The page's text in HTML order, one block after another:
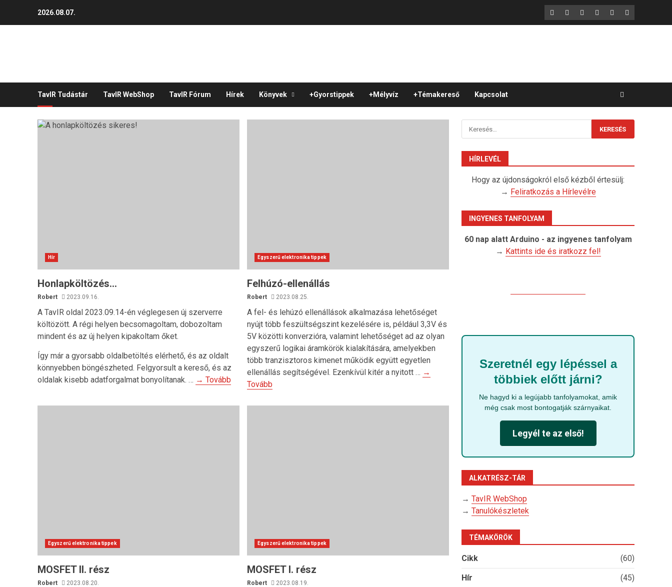
2026.08.07. F X LinkedIn
YouTube
Instagram
GitHub
TavIR Tudástár TavIR WebShop TavIR Fórum Hírek Könyvek +Gyorstippek +Mélyvíz +Témakereső Kapcsolat
Hír
Honlapköltözés…
Robert 2023.09.16.
A TavIR oldal 2023.09.14-én véglegesen új szerverre
költözött. A régi helyen becsomagoltam, dobozoltam
mindent és az új helyen kipakoltam őket.
Így már a gyorsabb oldalbetöltés elérhető, és az oldalt
könnyebben böngészheted. Felgyorsult a kereső, és az
oldalak kisebb adatforgalmat bonyolítanak. … → Tovább
Egyszerű elektronika tippek
Felhúzó-ellenállás
Robert 2023.08.25.
A fel- és lehúzó ellenállások alkalmazása lehetőséget
nyújt több feszültségszint kezelésére is, például 3,3V és
5V közötti konverzióra, valamint lehetőséget ad az olyan
egyszerű logikai áramkörök kialakítására, amelyekben
több tranzisztoros kimenet működik együtt egyetlen
ellenállás segítségével. Ezenkívül kitér a nyitott … →
Tovább
Egyszerű elektronika tippek
MOSFET II. rész
Robert 2023.08.20.
Egyszerű elektronika tippek
MOSFET I. rész
Robert 2023.08.19.
Keresés:
HÍRLEVÉL
Hogy az újdonságokról első kézből értesülj:
→ Feliratkozás a Hírlevélre
INGYENES TANFOLYAM
60 nap alatt Arduino - az ingyenes tanfolyam
→ Kattints ide és iratkozz fel!
Szeretnél egy lépéssel a
többiek előtt járni?
Ne hagyd ki a legújabb tanfolyamokat, amik
még csak most bontogatják szárnyaikat.
Legyél te az első!
ALKATRÉSZ-TÁR
→TavIR WebShop
→Tanulókészletek
TÉMAKÖRÖK
Cikk (60)
Hír (45)